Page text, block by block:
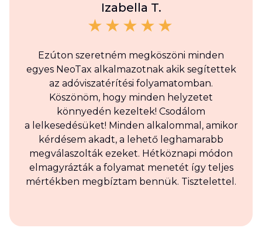
Izabella T.
Ezúton szeretném megköszöni minden
egyes NeoTax alkalmazotnak akik segítettek
az adóviszatérítési folyamatomban.
Köszönöm, hogy minden helyzetet
könnyedén kezeltek! Csodálom
a lelkesedésüket! Minden alkalommal, amikor
kérdésem akadt, a lehető leghamarabb
megválaszolták ezeket. Hétköznapi módon
elmagyrázták a folyamat menetét így teljes
mértékben megbíztam bennük. Tisztelettel.